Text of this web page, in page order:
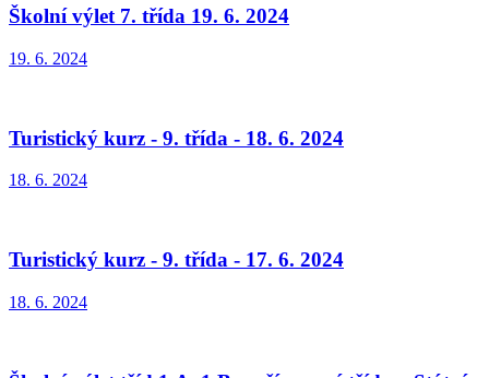
Školní výlet 7. třída 19. 6. 2024
19. 6. 2024
Turistický kurz - 9. třída - 18. 6. 2024
18. 6. 2024
Turistický kurz - 9. třída - 17. 6. 2024
18. 6. 2024